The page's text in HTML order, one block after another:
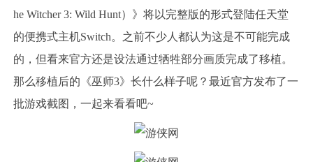
he Witcher 3: Wild Hunt）》将以完整版的形式登陆任天堂
的便携式主机Switch。之前不少人都认为这是不可能完成
的，但看来官方还是设法通过牺牲部分画质完成了移植。
那么移植后的《巫师3》长什么样子呢？最近官方发布了一
批游戏截图，一起来看看吧~